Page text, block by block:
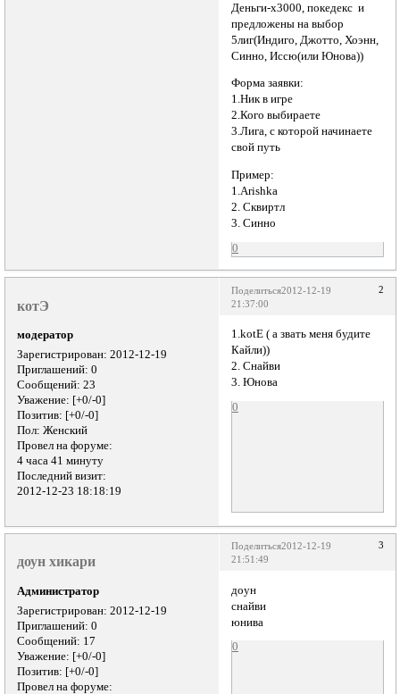
Деньги-x3000, покедекс и
предложены на выбор
5лиг(Индиго, Джотто, Хоэнн,
Синно, Иссю(или Юнова))
Форма заявки:
1.Ник в игре
2.Кого выбираете
3.Лига, с которой начинаете
свой путь
Пример:
1.Arishka
2. Сквиртл
3. Синно
0
Поделиться 2
2012-12-19
21:37:00
котЭ
модератор
Зарегистрирован: 2012-12-19
Приглашений: 0
Сообщений: 23
Уважение: [+0/-0]
Позитив: [+0/-0]
Пол: Женский
Провел на форуме:
4 часа 41 минуту
Последний визит:
2012-12-23 18:18:19
1.kotE ( а звать меня будите
Кайли))
2. Снайви
3. Юнова
0
Поделиться 3
2012-12-19
21:51:49
доун хикари
Администратор
Зарегистрирован: 2012-12-19
Приглашений: 0
Сообщений: 17
Уважение: [+0/-0]
Позитив: [+0/-0]
Провел на форуме:
доун
снайви
юнива
0